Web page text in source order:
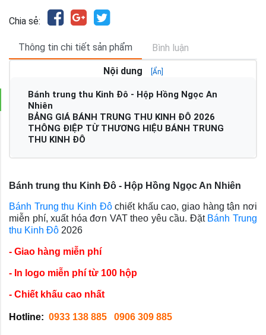
Chia sẻ:
Thông tin chi tiết sản phẩm Bình luận
Nội dung [Ẩn]
Bánh trung thu Kinh Đô - Hộp Hồng Ngọc An
Nhiên
BẢNG GIÁ BÁNH TRUNG THU KINH ĐÔ 2026
THÔNG ĐIỆP TỪ THƯƠNG HIỆU BÁNH TRUNG
THU KINH ĐÔ
Bánh trung thu Kinh Đô - Hộp Hồng Ngọc An Nhiên
Bánh Trung thu Kinh Đôchiết khấu cao, giao hàng tận nơi
miễn phí, xuất hóa đơn VAT theo yêu cầu. Đặt Bánh Trung
thu Kinh Đô 2026
- Giao hàng miễn phí
- In logo miễn phí từ 100 hộp
- Chiết khấu cao nhất
Hotline: 0933 138 885 0906 309 885